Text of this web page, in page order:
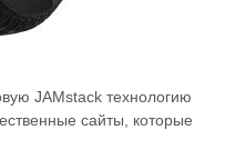
JAMstack технологию
сайты, которые